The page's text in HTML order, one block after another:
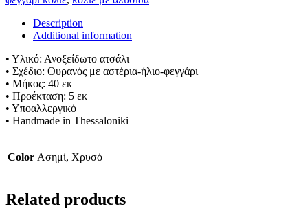
Description
Additional information
• Υλικό: Ανοξείδωτο ατσάλι
• Σχέδιο: Ουρανός με αστέρια-ήλιο-φεγγάρι
• Μήκος: 40 εκ
• Προέκταση: 5 εκ
• Υποαλλεργικό
• Handmade in Thessaloniki
Color Ασημί, Χρυσό
Related products